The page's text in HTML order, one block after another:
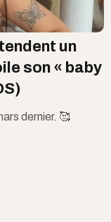
un
son « baby
dernier. 🥰